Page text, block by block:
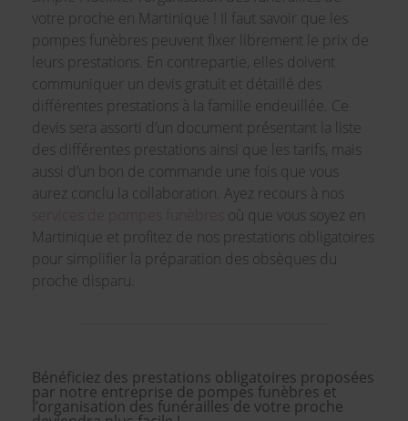
votre proche en Martinique ! Il faut savoir que les
pompes funèbres peuvent fixer librement le prix de
leurs prestations. En contrepartie, elles doivent
communiquer un devis gratuit et détaillé des
différentes prestations à la famille endeuillée. Ce
devis sera assorti d’un document présentant la liste
des différentes prestations ainsi que les tarifs, mais
aussi d’un bon de commande une fois que vous
aurez conclu la collaboration. Ayez recours à nos
où que vous soyez en
Martinique et profitez de nos prestations obligatoires
pour simplifier la préparation des obsèques du
proche disparu.
Bénéficiez des prestations obligatoires proposées
par notre entreprise de pompes funèbres et
l’organisation des funérailles de votre proche